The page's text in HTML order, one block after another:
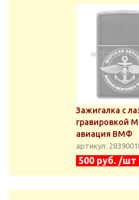
Зажигалка с
гравировкой
авиация ВМФ
артикул:
500 руб. /шт